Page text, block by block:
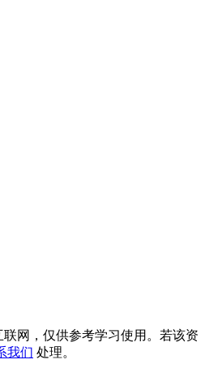
网，仅供参考学习使用。若该资
我们 处理。